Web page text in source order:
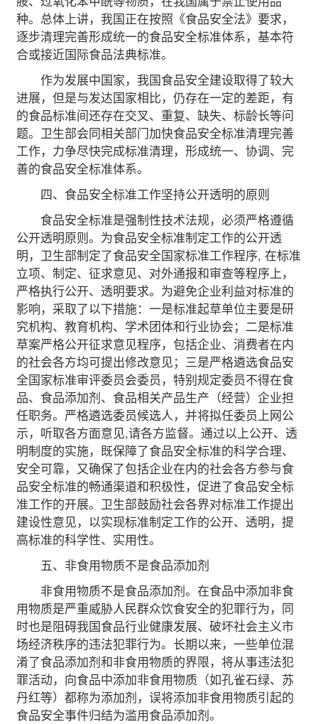
种。总体上讲，我国正在按照《食品安全法》要求，
逐步清理完善形成统一的食品安全标准体系，基本符
合或接近国际食品法典标准。
作为发展中国家，我国食品安全建设取得了较大
进展，但是与发达国家相比，仍存在一定的差距，有
的食品标准间还存在交叉、重复、缺失、标龄长等问
题。卫生部会同相关部门加快食品安全标准清理完善
工作，力争尽快完成标准清理，形成统一、协调、完
善的食品安全标准体系。
四、食品安全标准工作坚持公开透明的原则
食品安全标准是强制性技术法规，必须严格遵循
公开透明原则。为食品安全标准制定工作的公开透
明，卫生部制定了食品安全国家标准工作程序, 在标准
立项、制定、征求意见、对外通报和审查等程序上，
严格执行公开、透明要求。为避免企业利益对标准的
影响，采取了以下措施：一是标准起草单位主要是研
究机构、教育机构、学术团体和行业协会；二是标准
草案严格公开征求意见程序，包括企业、消费者在内
的社会各方均可提出修改意见；三是严格遴选食品安
全国家标准审评委员会委员，特别规定委员不得在食
品、食品添加剂、食品相关产品生产（经营）企业担
任职务。严格遴选委员候选人，并将拟任委员上网公
示，听取各方面意见,请各方监督。通过以上公开、透
明制度的实施，既保障了食品安全标准的科学合理、
安全可靠，又确保了包括企业在内的社会各方参与食
品安全标准的畅通渠道和积极性，促进了食品安全标
准工作的开展。卫生部鼓励社会各界对标准工作提出
建设性意见，以实现标准制定工作的公开、透明，提
高标准的科学性、实用性。
五、非食用物质不是食品添加剂
非食用物质不是食品添加剂。在食品中添加非食
用物质是严重威胁人民群众饮食安全的犯罪行为，同
时也是阻碍我国食品行业健康发展、破坏社会主义市
场经济秩序的违法犯罪行为。长期以来，一些单位混
淆了食品添加剂和非食用物质的界限，将从事违法犯
罪活动，向食品中添加非食用物质（如孔雀石绿、苏
丹红等）都称为添加剂，误将添加非食用物质引起的
食品安全事件归结为滥用食品添加剂。